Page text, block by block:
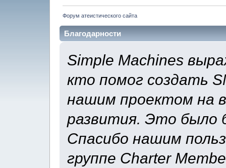
Форум атеистического сайта
Благодарности
Simple Machines
кто помог создать
нашим проектом на
развития. Это было
Спасибо нашим
группе Charter